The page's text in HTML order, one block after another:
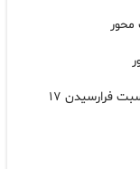
محور
پیام تبریک مسئولین سیاسی و لشکری به مناسبت فرارسیدن ۱۷